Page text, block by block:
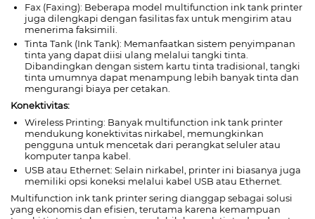
Fax (Faxing): Beberapa model multifunction ink tank printer
juga dilengkapi dengan fasilitas fax untuk mengirim atau
menerima faksimili.
Tinta Tank (Ink Tank): Memanfaatkan sistem penyimpanan
tinta yang dapat diisi ulang melalui tangki tinta.
Dibandingkan dengan sistem kartu tinta tradisional, tangki
tinta umumnya dapat menampung lebih banyak tinta dan
mengurangi biaya per cetakan.
Konektivitas:
Wireless Printing: Banyak multifunction ink tank printer
mendukung konektivitas nirkabel, memungkinkan
pengguna untuk mencetak dari perangkat seluler atau
komputer tanpa kabel.
USB atau Ethernet: Selain nirkabel, printer ini biasanya juga
memiliki opsi koneksi melalui kabel USB atau Ethernet.
Multifunction ink tank printer sering dianggap sebagai solusi
yang ekonomis dan efisien, terutama karena kemampuan